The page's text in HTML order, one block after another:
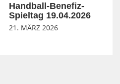
Handball-Benefiz-
Spieltag 19.04.2026
21. MÄRZ 2026